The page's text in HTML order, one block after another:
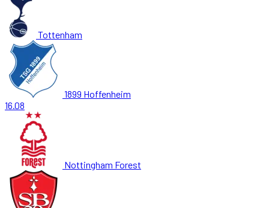
Tottenham
1899 Hoffenheim
16.08
Nottingham Forest